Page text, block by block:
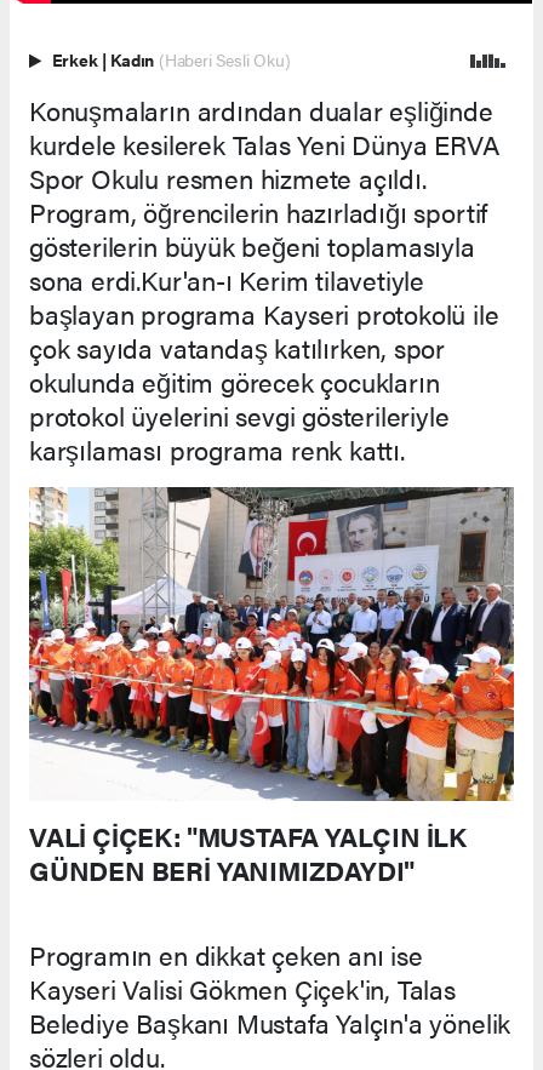
Erkek | Kadın (Haberi Sesli Oku)
Konuşmaların ardından dualar eşliğinde
kurdele kesilerek Talas Yeni Dünya ERVA
Spor Okulu resmen hizmete açıldı.
Program, öğrencilerin hazırladığı sportif
gösterilerin büyük beğeni toplamasıyla
sona erdi.Kur'an-ı Kerim tilavetiyle
başlayan programa Kayseri protokolü ile
çok sayıda vatandaş katılırken, spor
okulunda eğitim görecek çocukların
protokol üyelerini sevgi gösterileriyle
karşılaması programa renk kattı.
VALİ ÇİÇEK: "MUSTAFA YALÇIN İLK
GÜNDEN BERİ YANIMIZDAYDI"
Programın en dikkat çeken anı ise
Kayseri Valisi Gökmen Çiçek'in, Talas
Belediye Başkanı Mustafa Yalçın'a yönelik
sözleri oldu.